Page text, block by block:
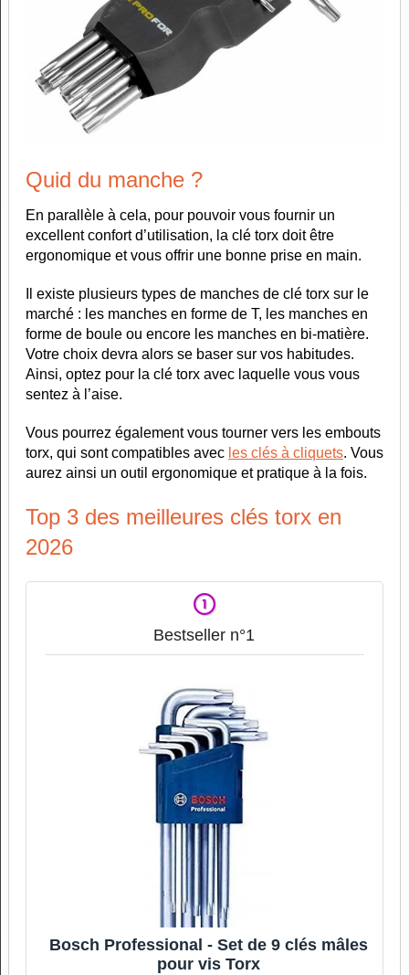
Quid du manche ?
En parallèle à cela, pour pouvoir vous fournir un
excellent confort d’utilisation, la clé torx doit être
ergonomique et vous offrir une bonne prise en main.
Il existe plusieurs types de manches de clé torx sur le
marché : les manches en forme de T, les manches en
forme de boule ou encore les manches en bi-matière.
Votre choix devra alors se baser sur vos habitudes.
Ainsi, optez pour la clé torx avec laquelle vous vous
sentez à l’aise.
Vous pourrez également vous tourner vers les embouts
torx, qui sont compatibles avec les clés à cliquets. Vous
aurez ainsi un outil ergonomique et pratique à la fois.
Top 3 des meilleures clés torx en
2026
Bestseller n°1
Bosch Professional - Set de 9 clés mâles
pour vis Torx